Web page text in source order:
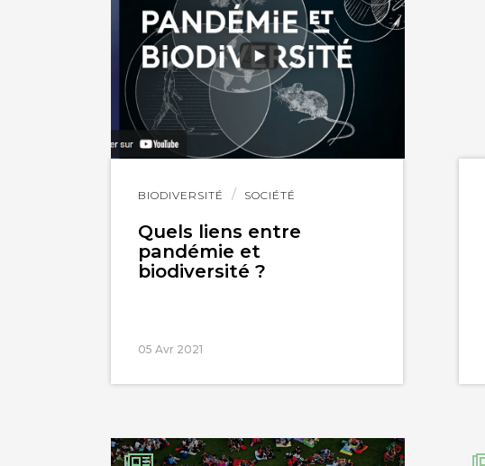
BIODIVERSITÉ SOCIÉTÉ
Quels liens entre
pandémie et
biodiversité ?
05 Avr 2021
Lire